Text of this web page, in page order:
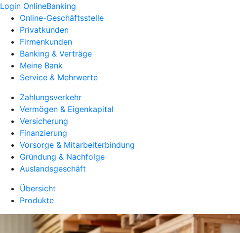
Login OnlineBanking
Online-Geschäftsstelle
Privatkunden
Firmenkunden
Banking & Verträge
Meine Bank
Service & Mehrwerte
Zahlungsverkehr
Vermögen & Eigenkapital
Versicherung
Finanzierung
Vorsorge & Mitarbeiterbindung
Gründung & Nachfolge
Auslandsgeschäft
Übersicht
Produkte